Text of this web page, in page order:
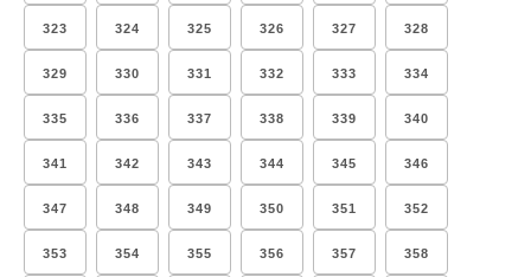
323 324 325 326 327 328
329 330 331 332 333 334
335 336 337 338 339 340
341 342 343 344 345 346
347 348 349 350 351 352
353 354 355 356 357 358